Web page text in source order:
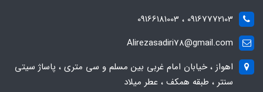
09167772103 ، 09166181003
Alirezasadiri78@gmail.com
اهواز ، خیابان امام غربی بین مسلم و سی متری ، پاساژ سیتی
سنتر ، طبقه همکف ، عطر میلاد